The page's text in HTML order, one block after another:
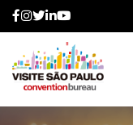
Facebook
Instagram
Twitter
LinkedIn